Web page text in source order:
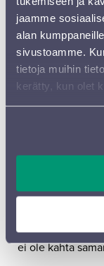
jaamme
alan
sivustoamme.
tietoja muihin
kerätty, kun olet
Kansainvälisiin
viimeistään
yliopiston
suolla äänitetyt
seitsemännen
myös
Rautavaaran
hänen
eivätkä ne
ei ole kahta